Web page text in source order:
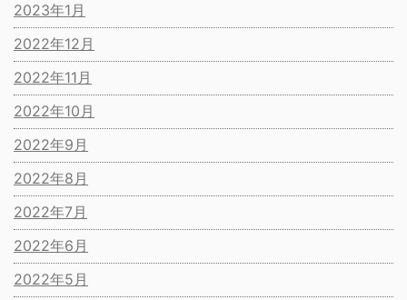
2023年1月
2022年12月
2022年11月
2022年10月
2022年9月
2022年8月
2022年7月
2022年6月
2022年5月